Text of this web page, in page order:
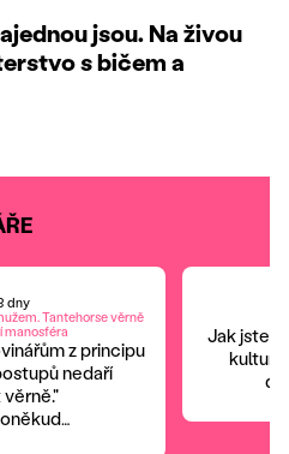
jsou. Na živou
s bičem a
dny
Tantehorse věrně
manosféra
z principu
nedaří
Jak jste